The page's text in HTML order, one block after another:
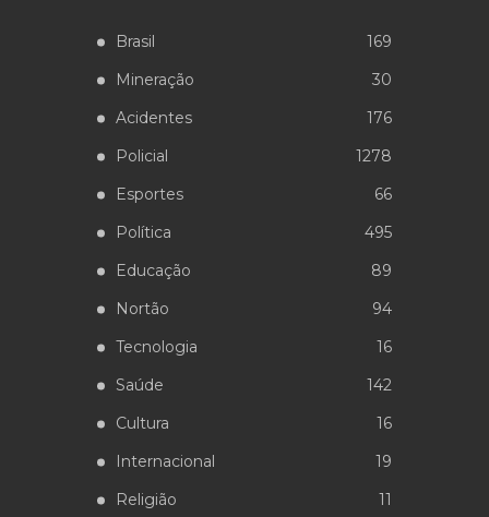
Brasil
169
Mineração
30
Acidentes
176
Policial
1278
Esportes
66
Política
495
Educação
89
Nortão
94
Tecnologia
16
Saúde
142
Cultura
16
Internacional
19
Religião
11